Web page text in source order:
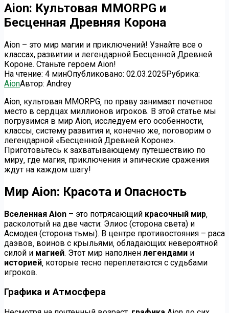
Aion: Культовая MMORPG и
Бесценная Древняя Корона
Aion – это мир магии и приключений! Узнайте все о
классах, развитии и легендарной Бесценной Древней
Короне. Станьте героем Aion!
На чтение: 4 минОпубликовано: 02.03.2025Рубрика:
AionАвтор: Andrey
Aion‚ культовая MMORPG‚ по праву занимает почетное
место в сердцах миллионов игроков. В этой статье мы
погрузимся в мир Aion‚ исследуем его особенности‚
классы‚ систему развития и‚ конечно же‚ поговорим о
легендарной «Бесценной Древней Короне».
Приготовьтесь к захватывающему путешествию по
миру‚ где магия‚ приключения и эпические сражения
ждут на каждом шагу!
Мир Aion: Красота и Опасность
Вселенная Aion – это потрясающий красочный мир
расколотый на две части: Элиос (сторона света) и
Асмодея (сторона тьмы). В центре противостояния – раса
даэвов‚ воинов с крыльями‚ обладающих невероятной
силой и магией. Этот мир наполнен легендами и
историей ‚ которые тесно переплетаются с судьбами
игроков.
Графика и Атмосфера